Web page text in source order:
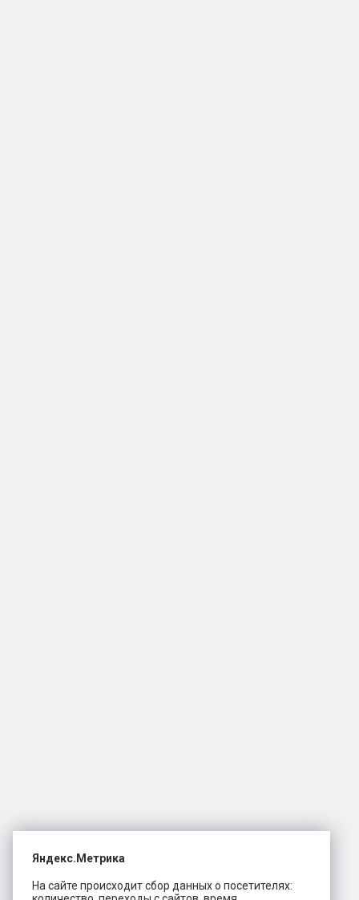
Яндекс.Метрика
На сайте происходит сбор данных о посетителях: